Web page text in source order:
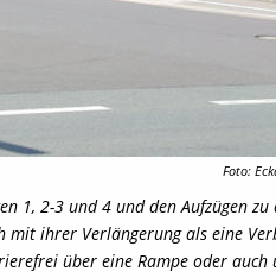
1, 2-3 und 4 und den Aufzügen zu
ihrer Verlängerung als eine
über eine Rampe oder auch
Foto: